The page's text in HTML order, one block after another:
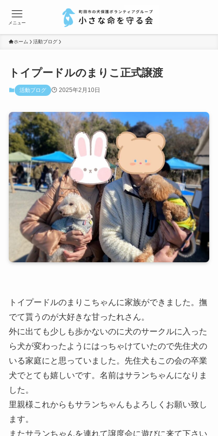
メニュー
ホーム 活動ブログ
トイプードルのまりこ正式譲渡
活動ブログ 2025年2月10日
トイプードルのまりこちゃんに家族ができました。撫
でて貰うのが大好きな甘ったれさん。
外に出ても少しも歩かないのに犬のサークルに入った
ら犬が変わったようにはっちゃけていたので先住犬の
いる家庭にと思っていました。先住犬もこの会の卒業
犬でとても嬉しいです。名前はサランちゃんになりま
した。
里親様これからもサランちゃんもよろしくお願い致し
ます。
またサランちゃんを連れて譲度会に遊びに来て下さい